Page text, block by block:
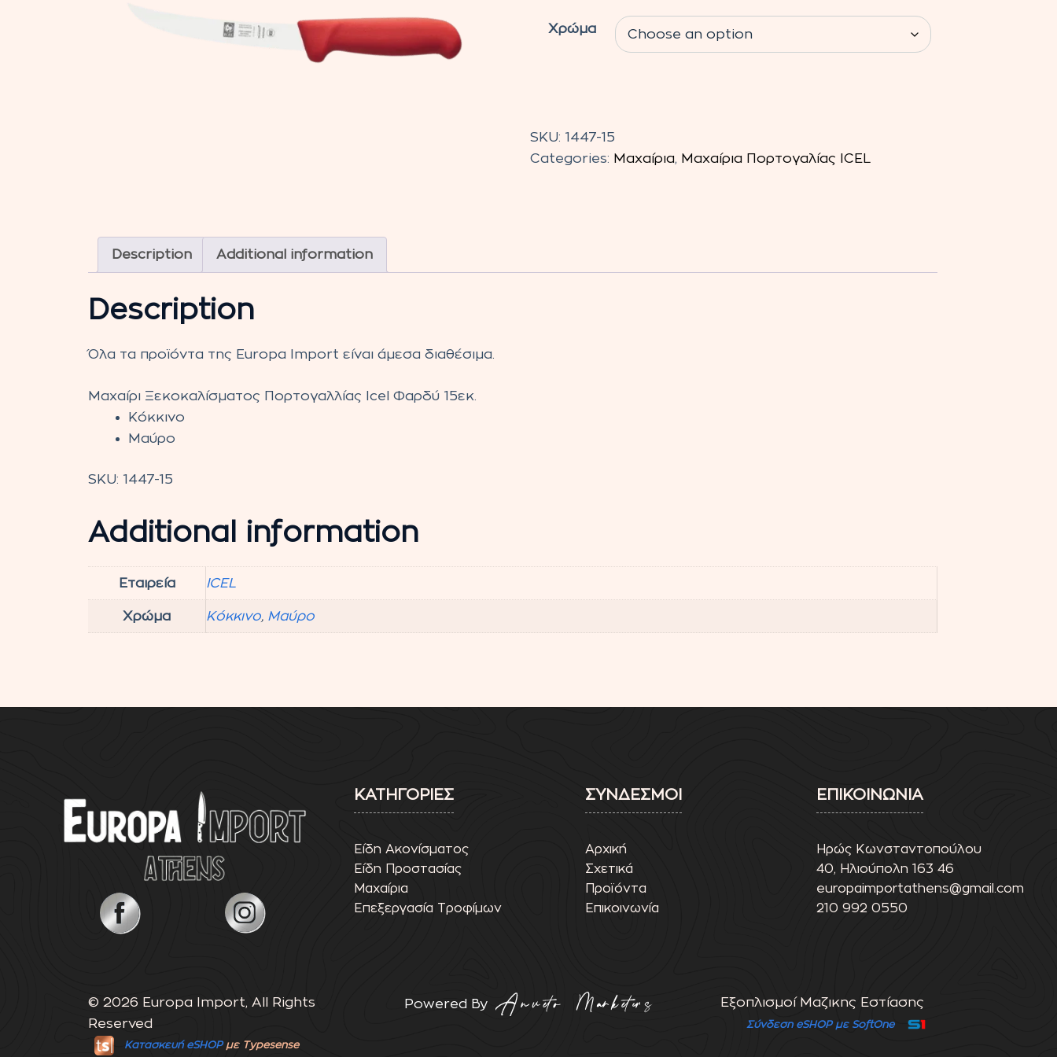
Χρώμα
Ξεκοκαλίσματος
Icel
SKU: 1447-15
Categories: Μαχαίρια, Μαχαίρια Πορτογαλίας ICEL
Description Additional information
Description
Όλα τα προϊόντα της Europa Import είναι άμεσα διαθέσιμα.
Μαχαίρι Ξεκοκαλίσματος Πορτογαλλίας Icel Φαρδύ 15εκ.
Κόκκινο
Μαύρο
SKU: 1447-15
Additional information
Εταιρεία ICEL
Χρώμα Κόκκινο, Μαύρο
ΚΑΤΗΓΟΡΙΕΣ
Είδη Ακονίσματος
Είδη Προστασίας
Μαχαίρια
Επεξεργασία Τροφίμων
ΣΥΝΔΕΣΜΟΙ
Αρχική
Σχετικά
Προϊόντα
Επικοινωνία
ΕΠΙΚΟΙΝΩΝΙΑ
Ηρώς Κωνσταντοπούλου
40, Ηλιούπολη 163 46
europaimportathens@gmail.com
210 992 0550
© 2026 Europa Import, All Rights
Reserved
Κατασκευή eSHOPμε Typesense
Powered By Εξοπλισμοί Μαζικης Εστίασης
Σύνδεση eSHOP με SoftOne